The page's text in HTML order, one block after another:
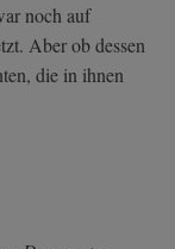
noch auf
Aber ob dessen
die in ihnen